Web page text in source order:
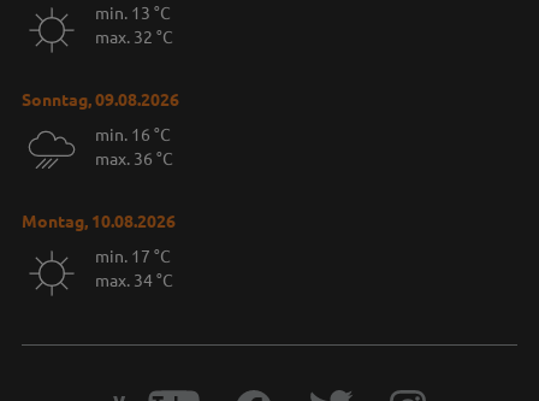
min. 13 °C
max. 32 °C
Sonntag, 09.08.2026
min. 16 °C
max. 36 °C
Montag, 10.08.2026
min. 17 °C
max. 34 °C